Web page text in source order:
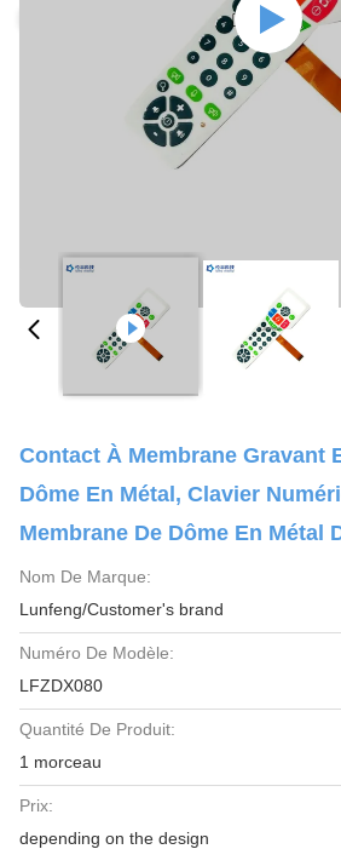
Contact À Membrane Gravant
Dôme En Métal, Clavier
Membrane De Dôme En Métal
Nom De Marque:
Lunfeng/Customer's brand
Numéro De Modèle:
LFZDX080
Quantité De Produit:
1 morceau
Prix:
depending on the design